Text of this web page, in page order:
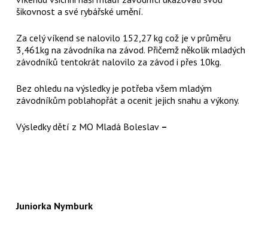
šikovnost a své rybářské umění.
Za celý víkend se nalovilo 152,27 kg což je v průměru
3,461kg na závodníka na závod. Přičemž několik mladých
závodníků tentokrát nalovilo za závod i přes 10kg.
Bez ohledu na výsledky je potřeba všem mladým
závodníkům poblahopřát a ocenit jejich snahu a výkony.
Výsledky dětí z MO Mladá Boleslav –
Juniorka Nymburk